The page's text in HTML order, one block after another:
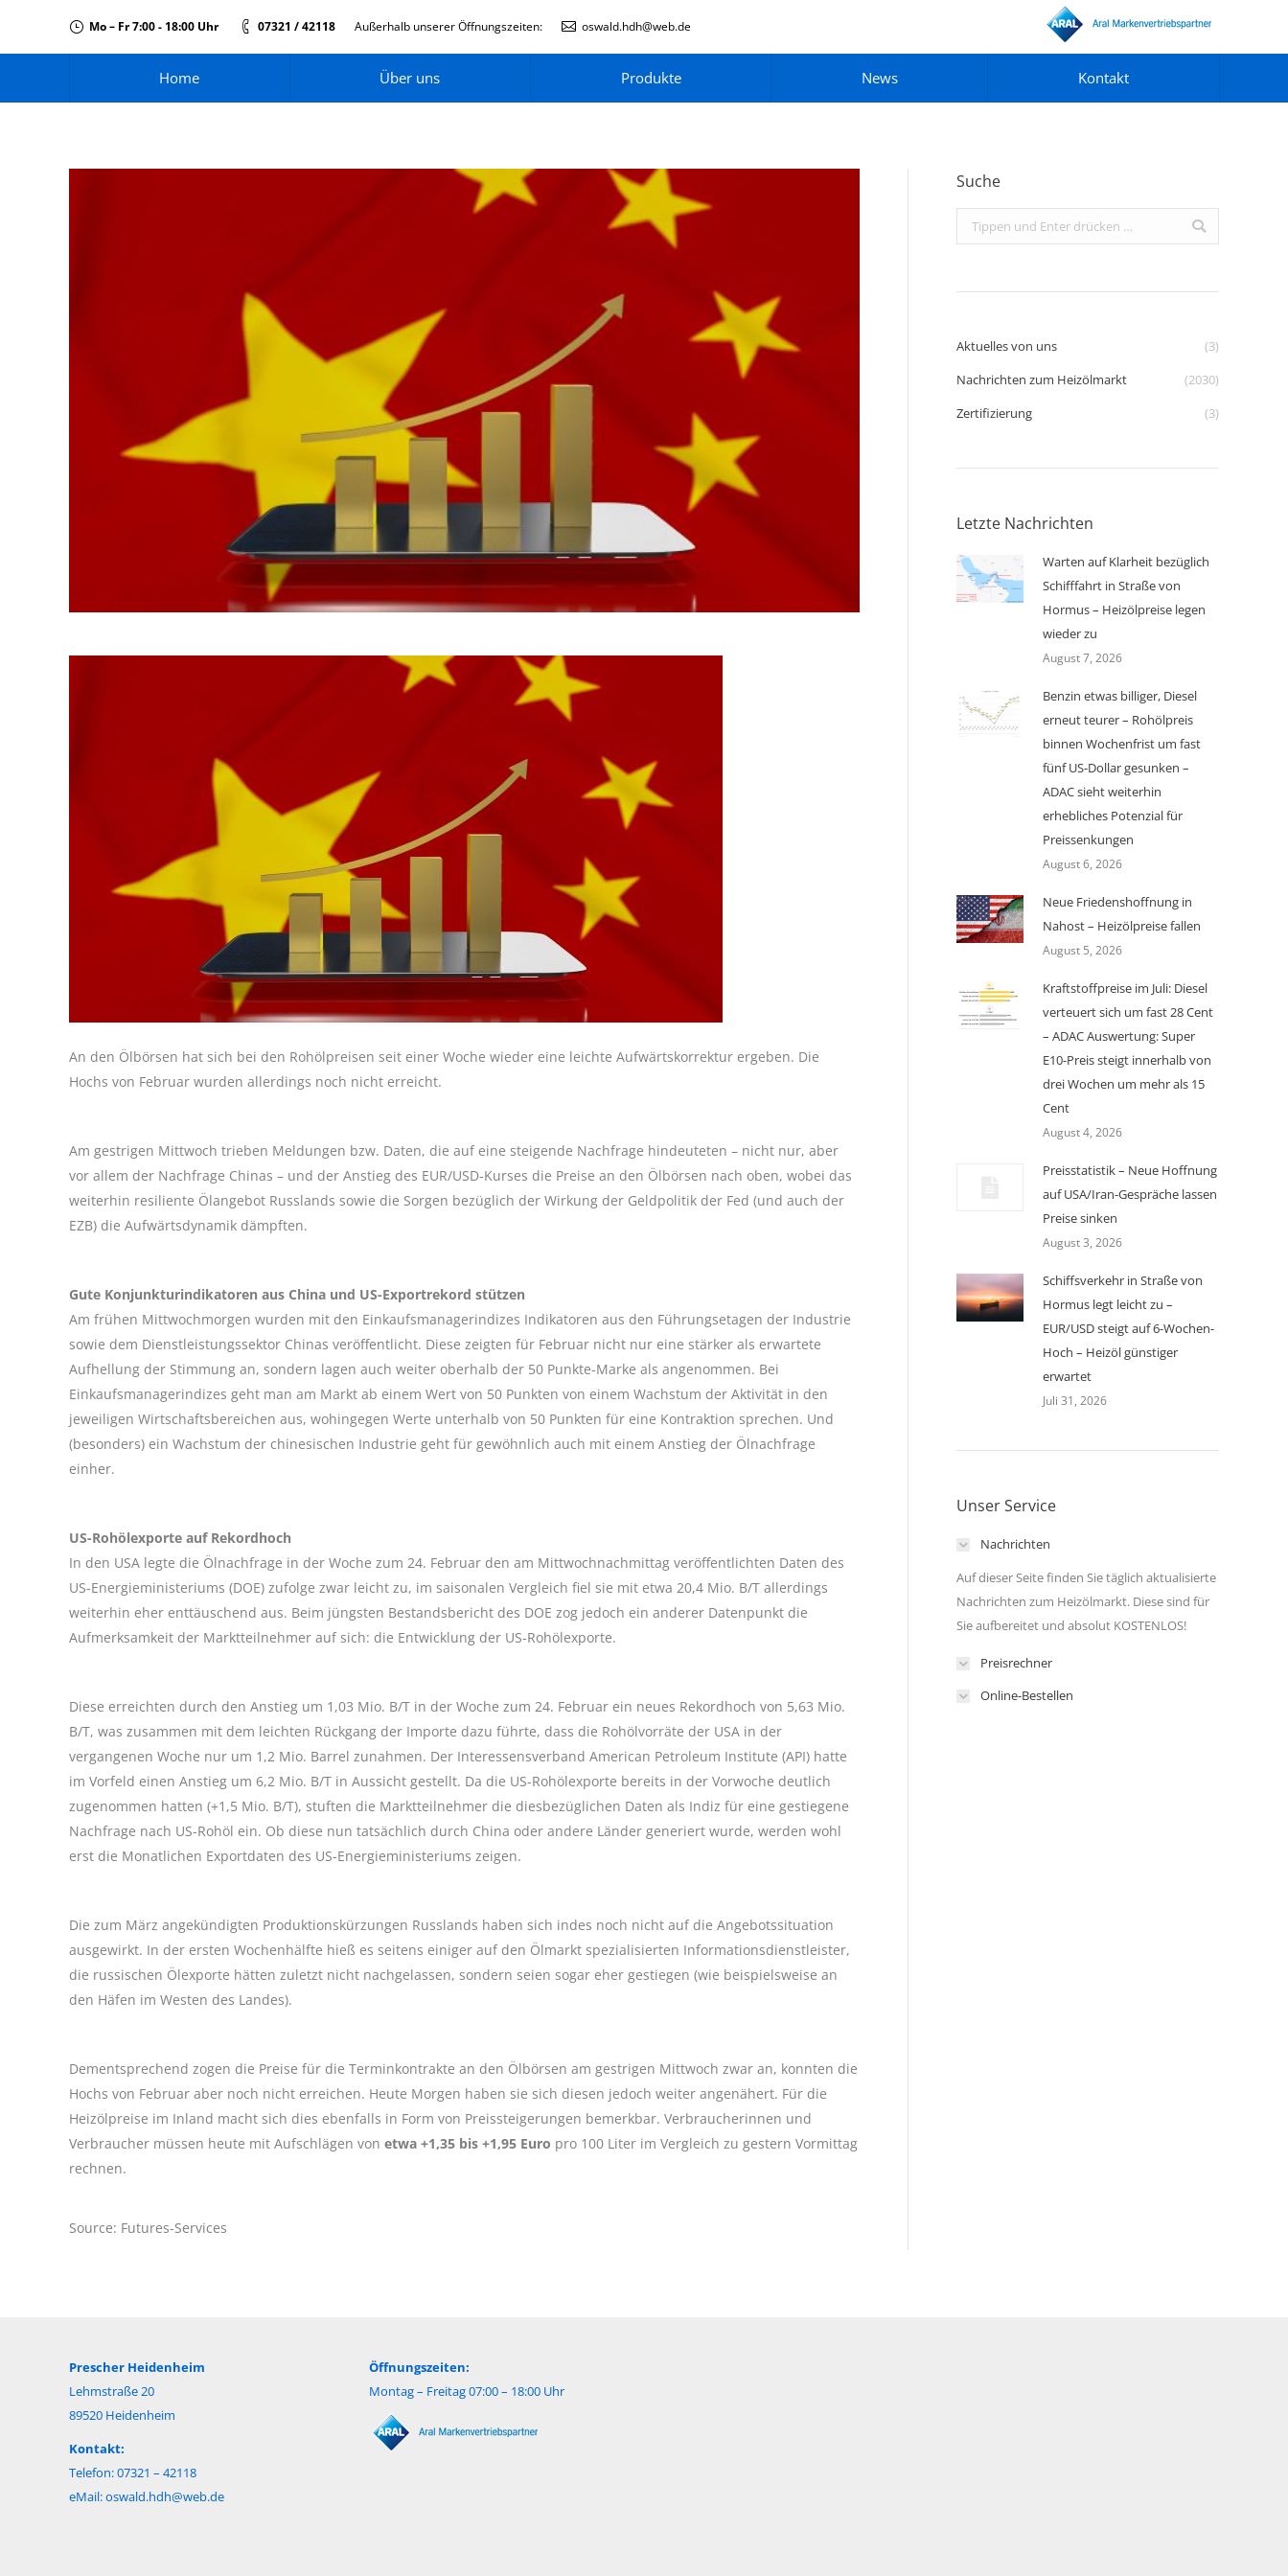
Mo – Fr 7:00 - 18:00 Uhr 07321 / 42118 Außerhalb unserer Öffnungszeiten: oswald.hdh@web.de
Home Über uns Produkte News Kontakt
An den Ölbörsen hat sich bei den Rohölpreisen seit einer Woche wieder eine leichte Aufwärtskorrektur ergeben. Die
Hochs von Februar wurden allerdings noch nicht erreicht.
Am gestrigen Mittwoch trieben Meldungen bzw. Daten, die auf eine steigende Nachfrage hindeuteten – nicht nur, aber
vor allem der Nachfrage Chinas – und der Anstieg des EUR/USD-Kurses die Preise an den Ölbörsen nach oben, wobei das
weiterhin resiliente Ölangebot Russlands sowie die Sorgen bezüglich der Wirkung der Geldpolitik der Fed (und auch der
EZB) die Aufwärtsdynamik dämpften.
Gute Konjunkturindikatoren aus China und US-Exportrekord stützen
Am frühen Mittwochmorgen wurden mit den Einkaufsmanagerindizes Indikatoren aus den Führungsetagen der Industrie
sowie dem Dienstleistungssektor Chinas veröffentlicht. Diese zeigten für Februar nicht nur eine stärker als erwartete
Aufhellung der Stimmung an, sondern lagen auch weiter oberhalb der 50 Punkte-Marke als angenommen. Bei
Einkaufsmanagerindizes geht man am Markt ab einem Wert von 50 Punkten von einem Wachstum der Aktivität in den
jeweiligen Wirtschaftsbereichen aus, wohingegen Werte unterhalb von 50 Punkten für eine Kontraktion sprechen. Und
(besonders) ein Wachstum der chinesischen Industrie geht für gewöhnlich auch mit einem Anstieg der Ölnachfrage
einher.
US-Rohölexporte auf Rekordhoch
In den USA legte die Ölnachfrage in der Woche zum 24. Februar den am Mittwochnachmittag veröffentlichten Daten des
US-Energieministeriums (DOE) zufolge zwar leicht zu, im saisonalen Vergleich fiel sie mit etwa 20,4 Mio. B/T allerdings
weiterhin eher enttäuschend aus. Beim jüngsten Bestandsbericht des DOE zog jedoch ein anderer Datenpunkt die
Aufmerksamkeit der Marktteilnehmer auf sich: die Entwicklung der US-Rohölexporte.
Diese erreichten durch den Anstieg um 1,03 Mio. B/T in der Woche zum 24. Februar ein neues Rekordhoch von 5,63 Mio.
B/T, was zusammen mit dem leichten Rückgang der Importe dazu führte, dass die Rohölvorräte der USA in der
vergangenen Woche nur um 1,2 Mio. Barrel zunahmen. Der Interessensverband American Petroleum Institute (API) hatte
im Vorfeld einen Anstieg um 6,2 Mio. B/T in Aussicht gestellt. Da die US-Rohölexporte bereits in der Vorwoche deutlich
zugenommen hatten (+1,5 Mio. B/T), stuften die Marktteilnehmer die diesbezüglichen Daten als Indiz für eine gestiegene
Nachfrage nach US-Rohöl ein. Ob diese nun tatsächlich durch China oder andere Länder generiert wurde, werden wohl
erst die Monatlichen Exportdaten des US-Energieministeriums zeigen.
Die zum März angekündigten Produktionskürzungen Russlands haben sich indes noch nicht auf die Angebotssituation
ausgewirkt. In der ersten Wochenhälfte hieß es seitens einiger auf den Ölmarkt spezialisierten Informationsdienstleister,
die russischen Ölexporte hätten zuletzt nicht nachgelassen, sondern seien sogar eher gestiegen (wie beispielsweise an
den Häfen im Westen des Landes).
Dementsprechend zogen die Preise für die Terminkontrakte an den Ölbörsen am gestrigen Mittwoch zwar an, konnten die
Hochs von Februar aber noch nicht erreichen. Heute Morgen haben sie sich diesen jedoch weiter angenähert. Für die
Heizölpreise im Inland macht sich dies ebenfalls in Form von Preissteigerungen bemerkbar. Verbraucherinnen und
Verbraucher müssen heute mit Aufschlägen von etwa +1,35 bis +1,95 Euro pro 100 Liter im Vergleich zu gestern Vormittag
rechnen.
Source: Futures-Services
Suche
Search:
Aktuelles von uns
(3)
Nachrichten zum Heizölmarkt
(2030)
Zertifizierung
(3)
Letzte Nachrichten
Warten auf Klarheit bezüglich
Schifffahrt in Straße von
Hormus – Heizölpreise legen
wieder zu
August 7, 2026
Benzin etwas billiger, Diesel
erneut teurer – Rohölpreis
binnen Wochenfrist um fast
fünf US-Dollar gesunken –
ADAC sieht weiterhin
erhebliches Potenzial für
Preissenkungen
August 6, 2026
Neue Friedenshoffnung in
Nahost – Heizölpreise fallen
August 5, 2026
Kraftstoffpreise im Juli: Diesel
verteuert sich um fast 28 Cent
– ADAC Auswertung: Super
E10-Preis steigt innerhalb von
drei Wochen um mehr als 15
Cent
August 4, 2026
Preisstatistik – Neue Hoffnung
auf USA/Iran-Gespräche lassen
Preise sinken
August 3, 2026
Schiffsverkehr in Straße von
Hormus legt leicht zu –
EUR/USD steigt auf 6-Wochen-
Hoch – Heizöl günstiger
erwartet
Juli 31, 2026
Unser Service
Nachrichten
Auf dieser Seite finden Sie täglich aktualisierte
Nachrichten zum Heizölmarkt. Diese sind für
Sie aufbereitet und absolut KOSTENLOS!
Preisrechner
Online-Bestellen
Prescher Heidenheim
Lehmstraße 20
89520 Heidenheim
Kontakt:
Telefon: 07321 – 42118
eMail:oswald.hdh@web.de
Öffnungszeiten:
Montag – Freitag 07:00 – 18:00 Uhr